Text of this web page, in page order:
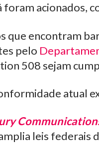
foram acionados,
que encontram
pelo
508 sejam
atual
leis federais